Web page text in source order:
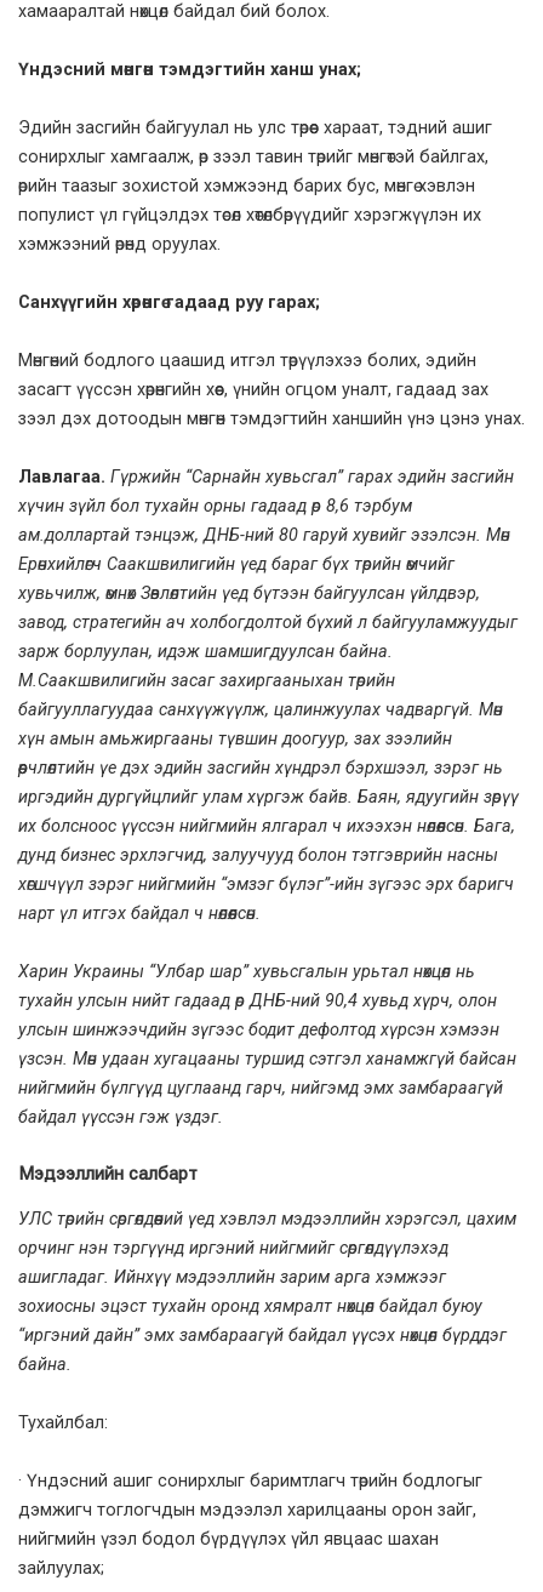
хамааралтай нөхцөл байдал бий болох.
Үндэсний мөнгөн тэмдэгтийн ханш унах;
Эдийн засгийн байгуулал нь улс төрөөс хараат, тэдний ашиг
сонирхлыг хамгаалж, өр зээл тавин төрийг мөнгөтэй байлгах,
өрийн таазыг зохистой хэмжээнд барих бус, мөнгө хэвлэн
популист үл гүйцэлдэх төсөл хөтөлбөрүүдийг хэрэгжүүлэн их
хэмжээний өрөнд оруулах.
Санхүүгийн хөрөнгө гадаад руу гарах;
Мөнгөний бодлого цаашид итгэл төрүүлэхээ болих, эдийн
засагт үүссэн хөрөнгийн хөөс, үнийн огцом уналт, гадаад зах
зээл дэх дотоодын мөнгөн тэмдэгтийн ханшийн үнэ цэнэ унах.
Лавлагаа. Гүржийн “Сарнайн хувьсгал”гарах эдийн засгийн
хүчин зүйл бол тухайн орны гадаад өр 8,6 тэрбум
ам.доллартай тэнцэж, ДНБ-ний 80 гаруй хувийг эзэлсэн. Мөн
Ерөнхийлөгч Саакшвилигийн үед бараг бүх төрийн өмчийг
хувьчилж, өмнөх Зөвлөлтийн үед бүтээн байгуулсан үйлдвэр,
завод, стратегийн ач холбогдолтой бүхий л байгууламжуудыг
зарж борлуулан, идэж шамшигдуулсан байна.
М.Саакшвилигийн засаг захиргааныхан төрийн
байгууллагуудаа санхүүжүүлж, цалинжуулах чадваргүй. Мөн
хүн амын амьжиргааны түвшин доогуур, зах зээлийн
өөрчлөлтийн үе дэх эдийн засгийн хүндрэл бэрхшээл, зэрэг нь
иргэдийн дургүйцлийг улам хүргэж байв. Баян, ядуугийн зөрүү
их болсноос үүссэн нийгмийн ялгарал ч ихээхэн нөлөөлсөн. Бага,
дунд бизнес эрхлэгчид, залуучууд болон тэтгэврийн насны
хөгшчүүл зэрэг нийгмийн “эмзэг бүлэг”-ийн зүгээс эрх баригч
нарт үл итгэх байдал ч нөлөөлсөн.
Харин Украины “Улбар шар” хувьсгалын урьтал нөхцөл нь
тухайн улсын нийт гадаад өр ДНБ-ний 90,4 хувьд хүрч, олон
улсын шинжээчдийн зүгээс бодит дефолтод хүрсэн хэмээн
үзсэн. Мөн удаан хугацааны туршид сэтгэл ханамжгүй байсан
нийгмийн бүлгүүд цуглаанд гарч, нийгэмд эмх замбараагүй
байдал үүссэн гэж үздэг.
Мэдээллийн салбарт
УЛС төрийн сөргөлдөөний үед хэвлэл мэдээллийн хэрэгсэл, цахим
орчинг нэн тэргүүнд иргэний нийгмийг сөргөлдүүлэхэд
ашигладаг. Ийнхүү мэдээллийн зарим арга хэмжээг
зохиосны эцэст тухайн оронд хямралт нөхцөл байдал буюу
“иргэний дайн” эмх замбараагүй байдал үүсэх нөхцөл бүрддэг
байна.
Тухайлбал:
· Үндэсний ашиг сонирхлыг баримтлагч төрийн бодлогыг
дэмжигч тоглогчдын мэдээлэл харилцааны орон зайг,
нийгмийн үзэл бодол бүрдүүлэх үйл явцаас шахан
зайлуулах;